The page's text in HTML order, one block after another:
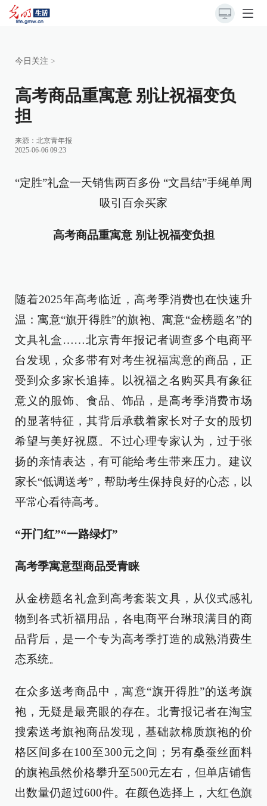
今日关注 >
高考商品重寓意 别让祝福变负
担
来源： 北京青年报
2025-06-06 09:23
“定胜”礼盒一天销售两百多份 “文昌结”手绳单周
吸引百余买家
高考商品重寓意 别让祝福变负担
随着2025年高考临近，高考季消费也在快速升
温：寓意“旗开得胜”的旗袍、寓意“金榜题名”的
文具礼盒……北京青年报记者调查多个电商平
台发现，众多带有对考生祝福寓意的商品，正
受到众多家长追捧。以祝福之名购买具有象征
意义的服饰、食品、饰品，是高考季消费市场
的显著特征，其背后承载着家长对子女的殷切
希望与美好祝愿。不过心理专家认为，过于张
扬的亲情表达，有可能给考生带来压力。建议
家长“低调送考”，帮助考生保持良好的心态，以
平常心看待高考。
“开门红”“一路绿灯”
高考季寓意型商品受青睐
从金榜题名礼盒到高考套装文具，从仪式感礼
物到各式祈福用品，各电商平台琳琅满目的商
品背后，是一个专为高考季打造的成熟消费生
态系统。
在众多送考商品中，寓意“旗开得胜”的送考旗
袍，无疑是最亮眼的存在。北青报记者在淘宝
搜索送考旗袍商品发现，基础款棉质旗袍的价
格区间多在100至300元之间；另有桑蚕丝面料
的旗袍虽然价格攀升至500元左右，但单店铺售
出数量仍超过600件。在颜色选择上，大红色旗